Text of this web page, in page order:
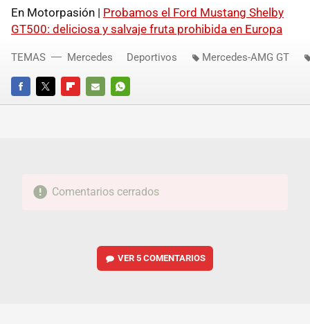
En Motorpasión | Probamos el Ford Mustang Shelby
GT500: deliciosa y salvaje fruta prohibida en Europa
FACEBOOKTWITTERFLIPBOARD
E-
WHATSAPP
TEMAS Mercedes Deportivos Mercedes-AMG GT
Comentarios cerrados
VER5 COMENTARIOS